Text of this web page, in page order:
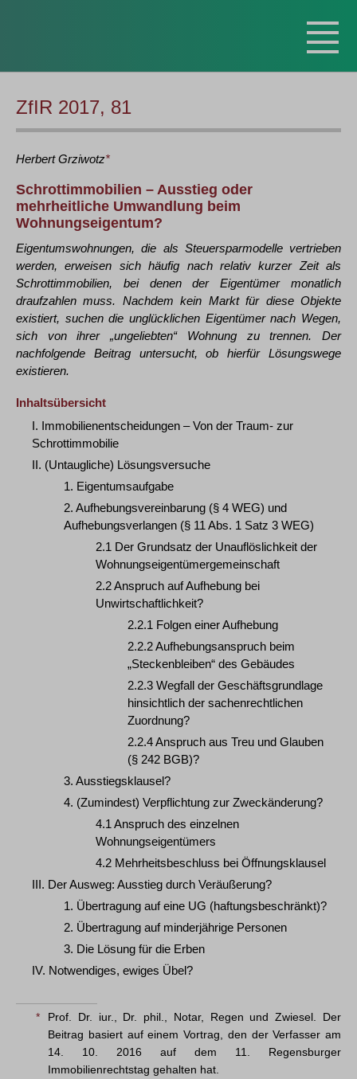
ZfIR 2017, 81
Herbert Grziwotz*
Schrottimmobilien – Ausstieg oder
mehrheitliche Umwandlung beim
Wohnungseigentum?
Eigentumswohnungen, die als Steuersparmodelle vertrieben
werden, erweisen sich häufig nach relativ kurzer Zeit als
Schrottimmobilien, bei denen der Eigentümer monatlich
draufzahlen muss. Nachdem kein Markt für diese Objekte
existiert, suchen die unglücklichen Eigentümer nach Wegen,
sich von ihrer „ungeliebten“ Wohnung zu trennen. Der
nachfolgende Beitrag untersucht, ob hierfür Lösungswege
existieren.
Inhaltsübersicht
I. Immobilienentscheidungen – Von der Traum- zur
Schrottimmobilie
II. (Untaugliche) Lösungsversuche
1. Eigentumsaufgabe
2. Aufhebungsvereinbarung (§ 4 WEG) und
Aufhebungsverlangen (§ 11 Abs. 1 Satz 3 WEG)
2.1 Der Grundsatz der Unauflöslichkeit der
Wohnungseigentümergemeinschaft
2.2 Anspruch auf Aufhebung bei
Unwirtschaftlichkeit?
2.2.1 Folgen einer Aufhebung
2.2.2 Aufhebungsanspruch beim
„Steckenbleiben“ des Gebäudes
2.2.3 Wegfall der Geschäftsgrundlage
hinsichtlich der sachenrechtlichen
Zuordnung?
2.2.4 Anspruch aus Treu und Glauben
(§ 242 BGB)?
3. Ausstiegsklausel?
4. (Zumindest) Verpflichtung zur Zweckänderung?
4.1 Anspruch des einzelnen
Wohnungseigentümers
4.2 Mehrheitsbeschluss bei Öffnungsklausel
III. Der Ausweg: Ausstieg durch Veräußerung?
1. Übertragung auf eine UG (haftungsbeschränkt)?
2. Übertragung auf minderjährige Personen
3. Die Lösung für die Erben
IV. Notwendiges, ewiges Übel?
*
Prof. Dr. iur., Dr. phil., Notar, Regen und Zwiesel. Der
Beitrag basiert auf einem Vortrag, den der Verfasser am
14. 10. 2016 auf dem 11. Regensburger
Immobilienrechtstag gehalten hat.